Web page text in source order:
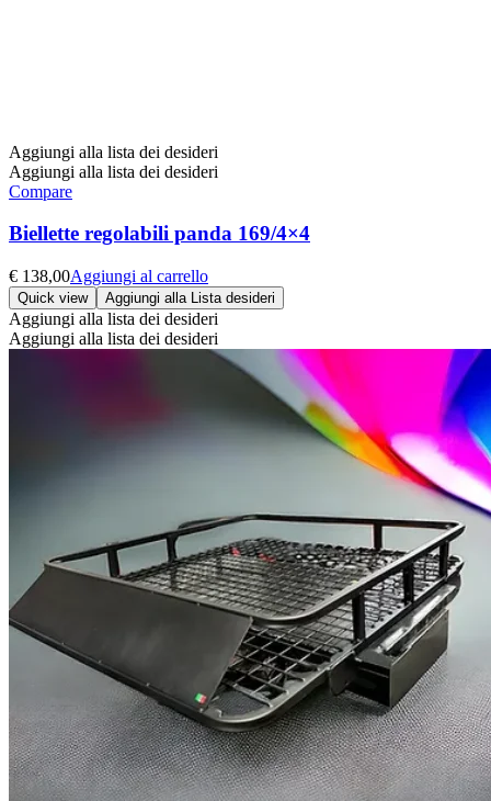
Aggiungi alla lista dei desideri
Aggiungi alla lista dei desideri
Compare
Biellette regolabili panda 169/4×4
€ 138,00Aggiungi al carrello
Quick view Aggiungi alla Lista desideri
Aggiungi alla lista dei desideri
Aggiungi alla lista dei desideri